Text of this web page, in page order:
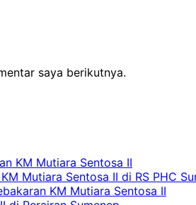
saya berikutnya.
KM Mutiara Sentosa II
Mutiara Sentosa II di RS PHC
KM Mutiara Sentosa II